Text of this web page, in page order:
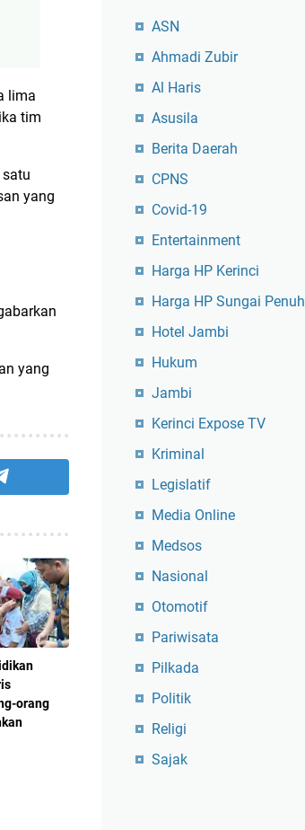
lima
tim
yang
yang
orang
ASN
Ahmadi Zubir
Al Haris
Asusila
Berita Daerah
CPNS
Covid-19
Entertainment
Harga HP Kerinci
Harga HP Sungai Penuh
Hotel Jambi
Hukum
Jambi
Kerinci Expose TV
Kriminal
Legislatif
Media Online
Medsos
Nasional
Otomotif
Pariwisata
Pilkada
Politik
Religi
Sajak